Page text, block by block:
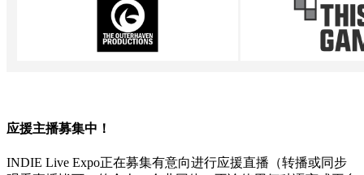
应援主播募集中！
INDIE Live Expo正在募集有意向进行应援直播（转播或同步